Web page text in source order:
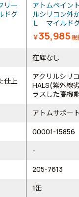
リー
ドグ
アトムペイン
ルシリコン外
Ｌ マイルド
￥35,985 税
在庫なし
仕上
アクリルシリ
HALS(紫外線
ラスした高機
アトムサポー
00001-15856
-
205-7613
1缶